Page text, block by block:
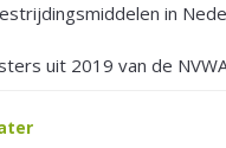
in
uit 2019 van de